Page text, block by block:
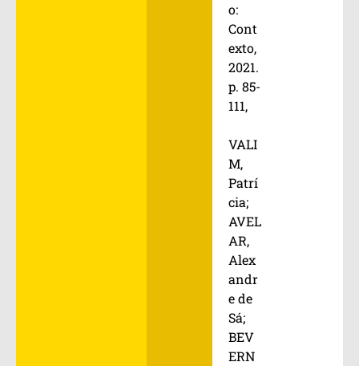
o:
Cont
exto,
2021.
p. 85-
111,
VALI
M,
Patrí
cia;
AVEL
AR,
Alex
andr
e de
Sá;
BEV
ERN